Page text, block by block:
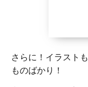
さらに！イラストも
ものばかり！